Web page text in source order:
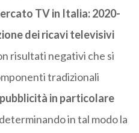
TV in Italia: 2020-
dei ricavi televisivi
risultati negativi che si
tradizionali
in particolare
in tal modo la